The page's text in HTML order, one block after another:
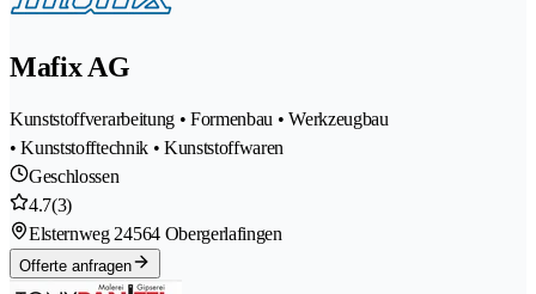
Mafix AG
Kunststoffverarbeitung • Formenbau • Werkzeugbau
• Kunststofftechnik • Kunststoffwaren
Geschlossen
4.7(3)
Elsternweg 24564 Obergerlafingen
Offerte anfragen